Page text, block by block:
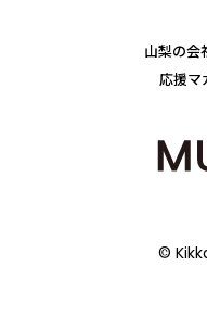
山梨の会
応援マ
©